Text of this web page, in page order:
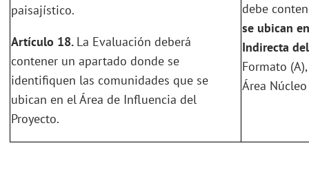
paisajístico.
Artículo 18. La Evaluación deberá
contener un apartado donde se
identifiquen las comunidades que se
ubican en el Área de Influencia del
Proyecto.
debe
se ubican
Indirecta
Formato
Área